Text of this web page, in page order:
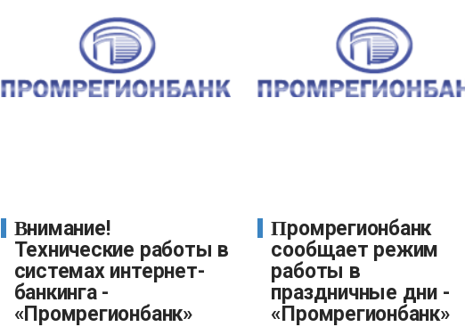
Внимание!
Технические работы в
системах интернет-
банкинга -
«Промрегионбанк»
Промрегионбанк
сообщает режим
работы в
праздничные дни -
«Промрегионбанк»